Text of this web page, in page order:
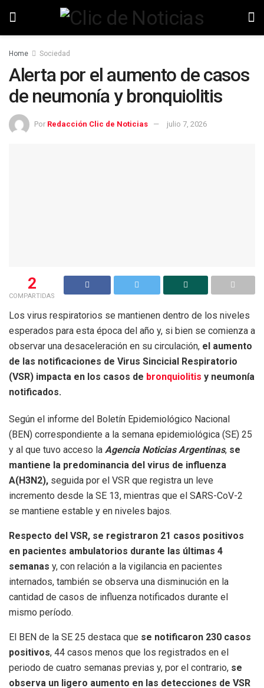
Home Sociedad
Alerta por el aumento de casos
de neumonía y bronquiolitis
Por Redacción Clic de Noticias julio 7, 2026
2
COMPARTIDAS
Los virus respiratorios se mantienen dentro de los niveles
esperados para esta época del año y, si bien se comienza a
observar una desaceleración en su circulación, el aumento
de las notificaciones de Virus Sincicial Respiratorio
(VSR) impacta en los casos de bronquiolitis y neumonía
notificados.
Según el informe del Boletín Epidemiológico Nacional
(BEN) correspondiente a la semana epidemiológica (SE) 25
y al que tuvo acceso la Agencia Noticias Argentinas, se
mantiene la predominancia del virus de influenza
A(H3N2), seguida por el VSR que registra un leve
incremento desde la SE 13, mientras que el SARS-CoV-2
se mantiene estable y en niveles bajos.
Respecto del VSR, se registraron 21 casos positivos
en pacientes ambulatorios durante las últimas 4
semanas y, con relación a la vigilancia en pacientes
internados, también se observa una disminución en la
cantidad de casos de influenza notificados durante el
mismo período.
El BEN de la SE 25 destaca que se notificaron 230 casos
positivos, 44 casos menos que los registrados en el
periodo de cuatro semanas previas y, por el contrario, se
observa un ligero aumento en las detecciones de VSR